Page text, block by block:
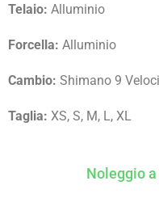
Telaio: Alluminio
Forcella: Alluminio
Cambio: Shimano 9
Taglia: XS, S, M, L, XL
Noleggio